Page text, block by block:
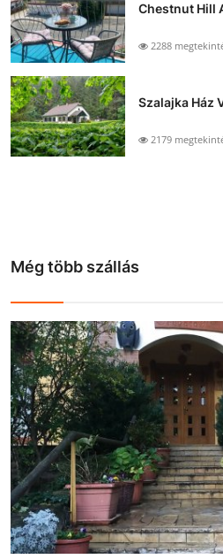
Chestnut Hill
2288
Szalajka Ház
2179
Még több szállás